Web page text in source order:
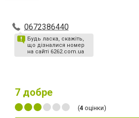
0672386440
Будь ласка, скажіть,
що дізналися номер
на сайті 6262.com.ua
7 добре
(4 оцінки)